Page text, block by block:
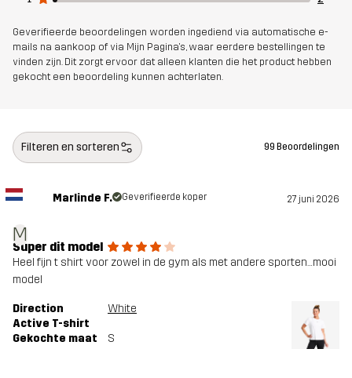
Geverifieerde beoordelingen worden ingediend via automatische e-
mails na aankoop of via Mijn Pagina's, waar eerdere bestellingen te
vinden zijn. Dit zorgt ervoor dat alleen klanten die het product hebben
gekocht een beoordeling kunnen achterlaten.
Filteren en sorteren 99 Beoordelingen
M
Marlinde F. Geverifieerde koper 27 juni 2026
Super dit model
Heel fijn t shirt voor zowel in de gym als met andere sporten…mooi
model
Direction
Active T-shirt
White
Gekochte maat S